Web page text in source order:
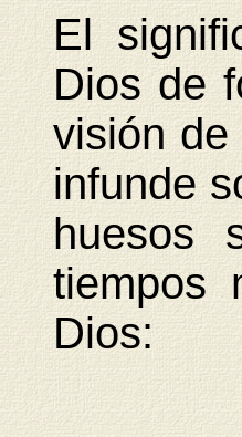
El
Dios de
visión
infunde
huesos
tiempos
Dios: